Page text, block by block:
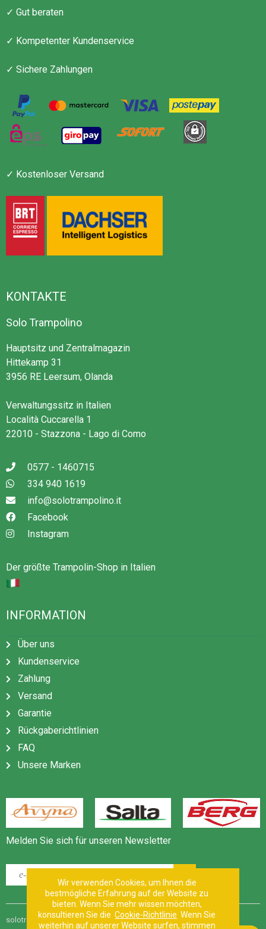
✓ Gut beraten
✓ Kompetenter Kundenservice
✓ Sichere Zahlungen
✓ Kostenloser Versand
KONTAKTE
Solo Trampolino
Hauptsitz und Zentralmagazin
Hittekamp 31
3956 RE Leersum, Olanda
Verwaltungssitz in Italien
Località Cuccarella 1
22010 - Stazzona - Lago di Como
0577 - 1460715
334 940 1619
info@solotrampolino.it
Facebook
Instagram
Der größte Trampolin-Shop in Italien
INFORMATION
Über uns
Kundenservice
Zahlung
Versand
Garantie
Rückgaberichtlinien
FAQ
Unsere Marken
Melden Sie sich für unseren Newsletter
solotrampolino.it |Geschäftsbedingungen|Sitemap |
Wir verwenden Cookies, um Ihnen die
bestmögliche Erfahrung auf der Website zu
bieten. Wenn Sie mehr wissen möchten,
konsultieren Sie dieCookie-Richtlinie Wenn Sie
weiterhin auf unserer Website surfen, stimmen